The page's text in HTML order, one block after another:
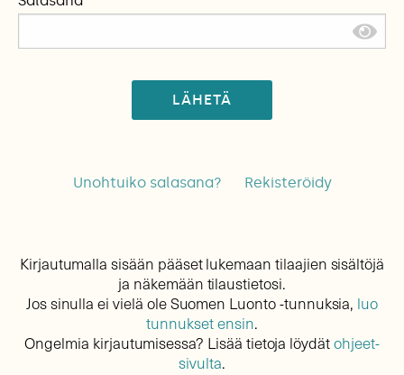
LÄHETÄ
Unohtuiko salasana? Rekisteröidy
Kirjautumalla sisään pääset lukemaan tilaajien sisältöjä
ja näkemään tilaustietosi.
Jos sinulla ei vielä ole Suomen Luonto -tunnuksia, luo
tunnukset ensin.
Ongelmia kirjautumisessa? Lisää tietoja löydätohjeet-
sivulta.